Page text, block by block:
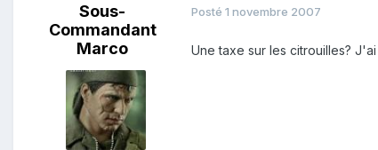
Sous-
Commandant
Marco
Posté 1 novembre 2007
Une taxe sur les citrouilles?